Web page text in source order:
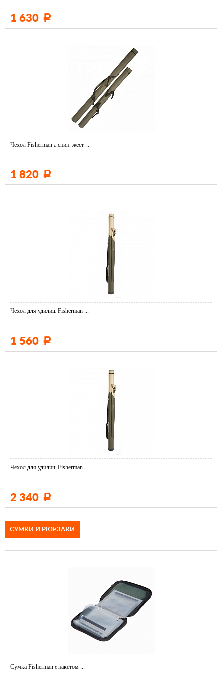
1 630 Р
Чехол Fisherman д.спин. жест. ...
1 820 Р
Чехол для удилищ Fisherman ...
1 560 Р
Чехол для удилищ Fisherman ...
2 340 Р
СУМКИ И РЮКЗАКИ
Сумка Fisherman с пакетом ...